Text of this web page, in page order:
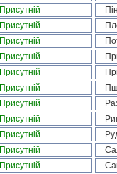
Присутній
Присутній
Присутній
Присутній
Присутній
Присутній
Присутній
Присутній
Присутній
Присутній
Присутній